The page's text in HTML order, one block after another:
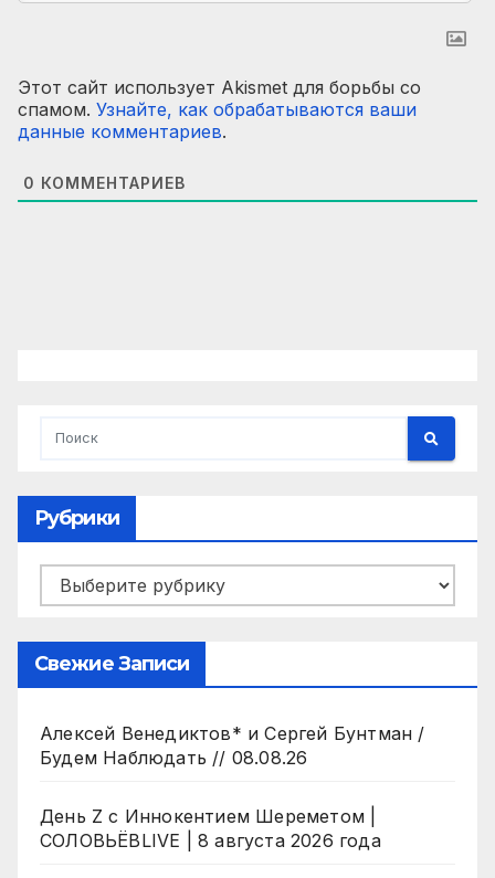
Этот сайт использует Akismet для борьбы со
спамом. Узнайте, как обрабатываются ваши
данные комментариев.
0 КОММЕНТАРИЕВ
Рубрики
Рубрики
Свежие Записи
Алексей Венедиктов* и Сергей Бунтман /
Будем Наблюдать // 08.08.26
День Z с Иннокентием Шереметом |
СОЛОВЬЁВLIVE | 8 августа 2026 года